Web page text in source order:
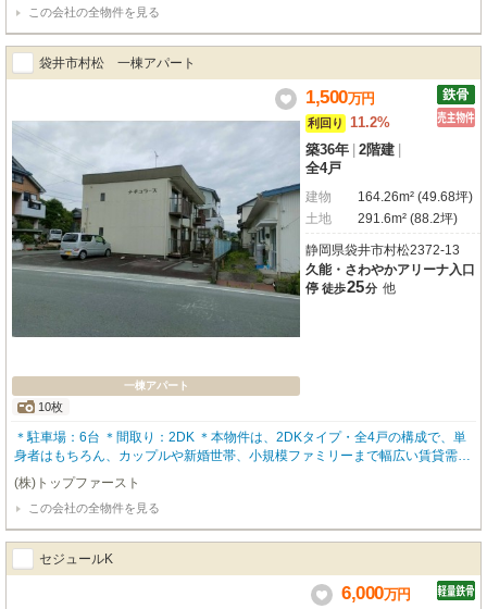
この会社の全物件を見る
袋井市村松 一棟アパート
一棟アパート
10枚
1,500万円
利回り
11.2%
築36年 2階建
全4戸
建物
164.26m² (49.68坪)
土地
291.6m² (88.2坪)
静岡県袋井市村松2372-13
久能・さわやかアリーナ入口
停 徒歩25分 他
＊駐車場：6台 ＊間取り：2DK ＊本物件は、2DKタイプ・全4戸の構成で、単
身者はもちろん、カップルや新婚世帯、小規模ファミリーまで幅広い賃貸需要
を見込める収益物件です。ワンルーム主体の物件との差別化が図りやすく、長
期入居が期待できる間取りとなっています。 また、本物件は駐車場を6台分確
保しており、車社会であるエリア特性に適した競争力を備えています。1世帯
複数台所有のニーズにも対応しやすく、入居促進や長期入居につながる大きな
魅力です。 ぜひ一度、お問い合わせください。
(株)トップファースト
この会社の全物件を見る
セジュールK
6,000万円